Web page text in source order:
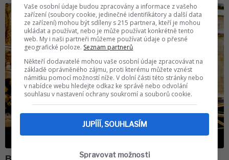
Vaše osobní údaje budou zpracovány a informace z vašeho
zařízení (soubory cookie, jedinečné identifikátory a další data
ze zařízení) mohou být sdíleny s 215 partnera, kteří je mohou
ukládat a používat, nebo je může používat konkrétně tento
web. My i naši partneři můžeme používat údaje o přesné
geografické poloze. Seznam partnerů
Někteří dodavatelé mohou vaše osobní údaje zpracovávat na
základě oprávněného zájmu, proti kterému můžete vznést
námitku pomocí možností níže. V dolní části této stránky nebo
v nabídce webu hledejte odkaz ke správě nebo odvolání
souhlasu v nastavení ochrany soukromí a souborů cookie.
JUPÍÍÍ, SOUHLASÍM
Spravovat možnosti